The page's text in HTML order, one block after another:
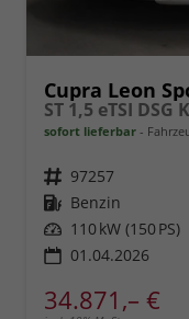
Cupra Leon
ST 1,5 eTSI DSG
sofort lieferbar
Fahrzeugnr. 97257
Kraftstoff Benzin
Leistung 110 kW (150 PS)
01.04.2026
34.871,– €